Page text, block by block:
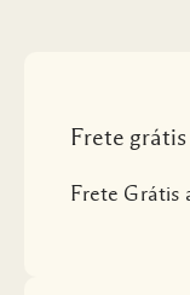
Frete
Frete Grátis